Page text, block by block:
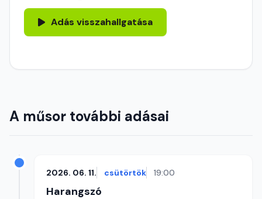
Adás visszahallgatása
A műsor további adásai
2026. 06. 11. csütörtök 19:00
Harangszó